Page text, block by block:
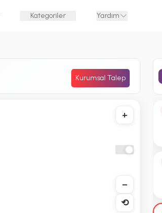
Kategoriler Yardım
Kurumsal Talep
+
−
⟲